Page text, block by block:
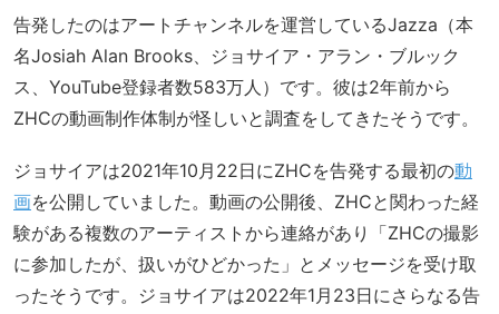
告発したのはアートチャンネルを運営しているJazza（本
名Josiah Alan Brooks、ジョサイア・アラン・ブルック
ス、YouTube登録者数583万人）です。彼は2年前から
ZHCの動画制作体制が怪しいと調査をしてきたそうです。
ジョサイアは2021年10月22日にZHCを告発する最初の動
画を公開していました。動画の公開後、ZHCと関わった経
験がある複数のアーティストから連絡があり「ZHCの撮影
に参加したが、扱いがひどかった」とメッセージを受け取
ったそうです。ジョサイアは2022年1月23日にさらなる告